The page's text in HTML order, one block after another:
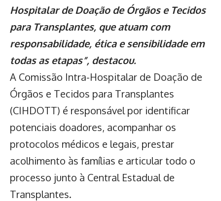
Hospitalar de Doação de Órgãos e Tecidos
para Transplantes, que atuam com
responsabilidade, ética e sensibilidade em
todas as etapas”, destacou.
A Comissão Intra-Hospitalar de Doação de
Órgãos e Tecidos para Transplantes
(CIHDOTT) é responsável por identificar
potenciais doadores, acompanhar os
protocolos médicos e legais, prestar
acolhimento às famílias e articular todo o
processo junto à Central Estadual de
Transplantes.